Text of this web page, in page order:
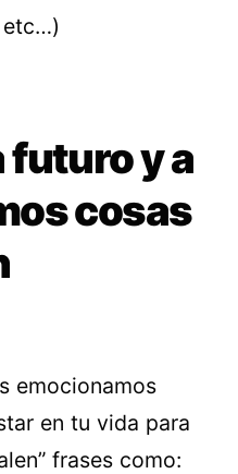
etc…)
futuro y a
cosas
emocionamos
en tu vida para
frases como: